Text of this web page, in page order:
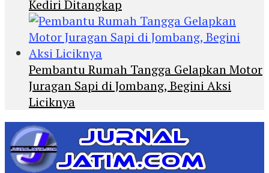
Kediri Ditangkap
Pembantu Rumah Tangga Gelapkan Motor
Juragan Sapi di Jombang, Begini Aksi
Liciknya